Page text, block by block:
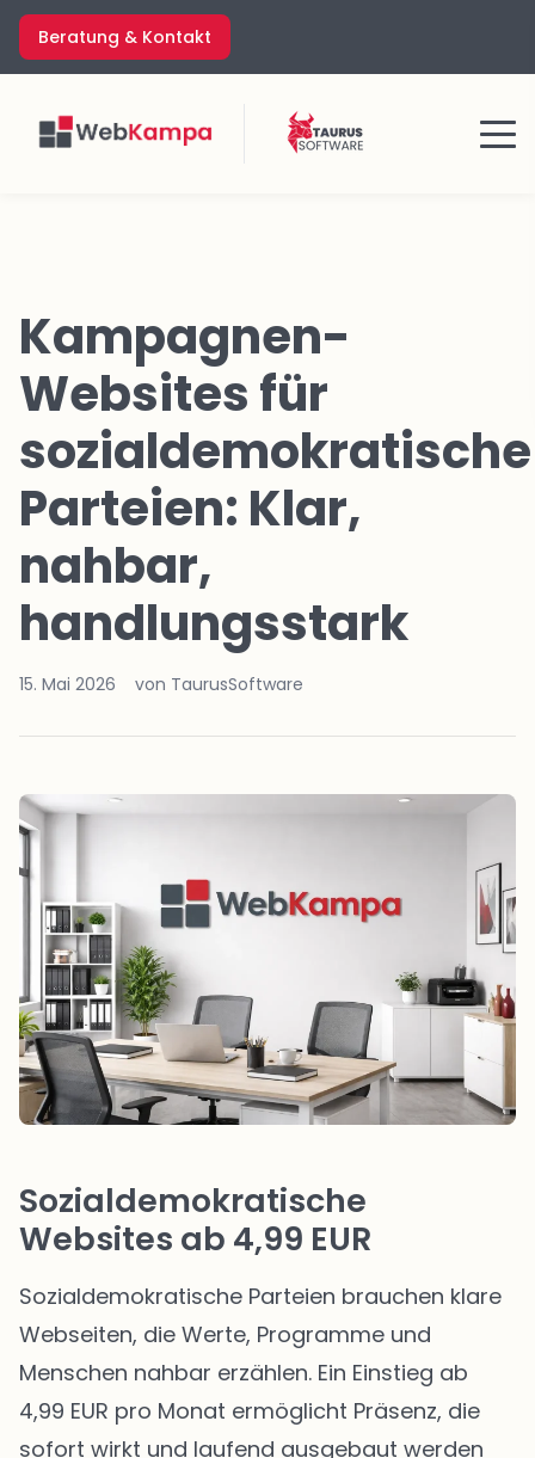
Zum
Inhalt
springen
Beratung & Kontakt
Menü
Kampagnen-
Websites für
sozialdemokratische
Parteien: Klar,
nahbar,
handlungsstark
15. Mai 2026 von TaurusSoftware
Sozialdemokratische
Websites ab 4,99 EUR
Sozialdemokratische Parteien brauchen klare
Webseiten, die Werte, Programme und
Menschen nahbar erzählen. Ein Einstieg ab
4,99 EUR pro Monat ermöglicht Präsenz, die
sofort wirkt und laufend ausgebaut werden